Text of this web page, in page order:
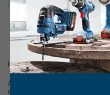
Informações do produto
A lâmina de serra sabre
apresenta máxima duração